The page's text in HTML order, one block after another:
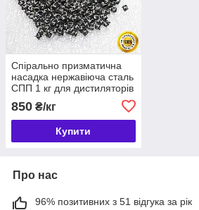
Спірально призматична
насадка нержавіюча сталь
СПП 1 кг для дистиляторів
850 ₴/кг
Купити
Про нас
96% позитивних з 51 відгука за рік